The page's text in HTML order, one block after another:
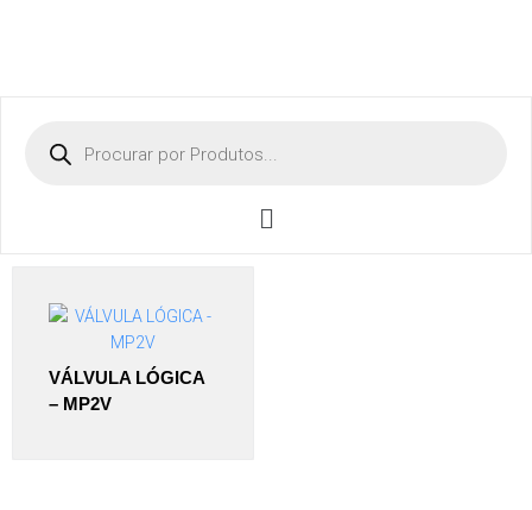
VÁLVULA LÓGICA
– MP2V